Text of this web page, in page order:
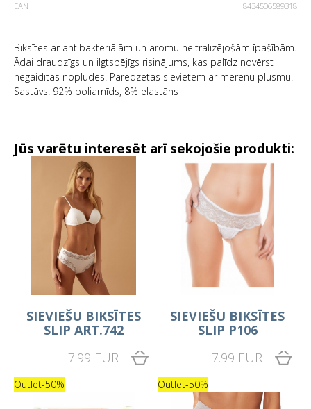
EAN
8434506589318
Biksītes ar antibakteriālām un aromu neitralizējošām īpašībām.
Ādai draudzīgs un ilgtspējīgs risinājums, kas palīdz novērst
negaidītas noplūdes. Paredzētas sievietēm ar mērenu plūsmu.
Sastāvs: 92% poliamīds, 8% elastāns
Jūs varētu interesēt arī sekojošie produkti:
SIEVIEŠU BIKSĪTES
SLIP ART.742
7.99 EUR
SIEVIEŠU BIKSĪTES
SLIP P106
7.99 EUR
Outlet-50% Outlet-50%